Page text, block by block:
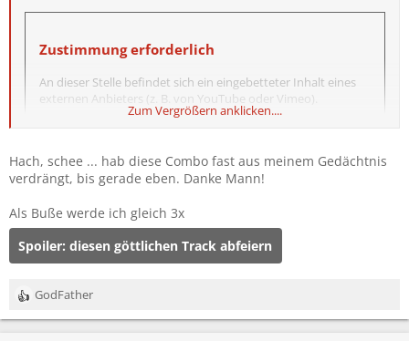
Zustimmung erforderlich
An dieser Stelle befindet sich ein eingebetteter Inhalt eines
externen Anbieters (z. B. von YouTube oder Vimeo).
Weitere Informationen findest du in der
Drittanbieter-Cookies akzeptieren
Zum Vergrößern anklicken....
Hach, schee ... hab diese Combo fast aus meinem Gedächtnis
verdrängt, bis gerade eben. Danke Mann!
Als Buße werde ich gleich 3x
Spoiler: diesen göttlichen Track abfeiern
R
e
GodFather